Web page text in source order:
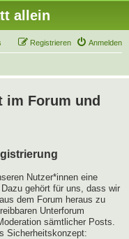
allein
Anmelden
Registrieren
im Forum und
Nutzer*innen eine
gehört für uns, dass wir
dem Forum heraus zu
Unterforum
sämtlicher Posts.
Sicherheitskonzept: